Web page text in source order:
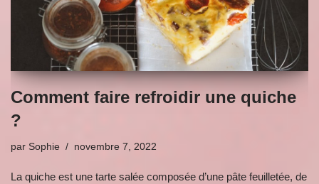
Comment faire refroidir une quiche
?
par Sophie novembre 7, 2022
La quiche est une tarte salée composée d’une pâte feuilletée, de